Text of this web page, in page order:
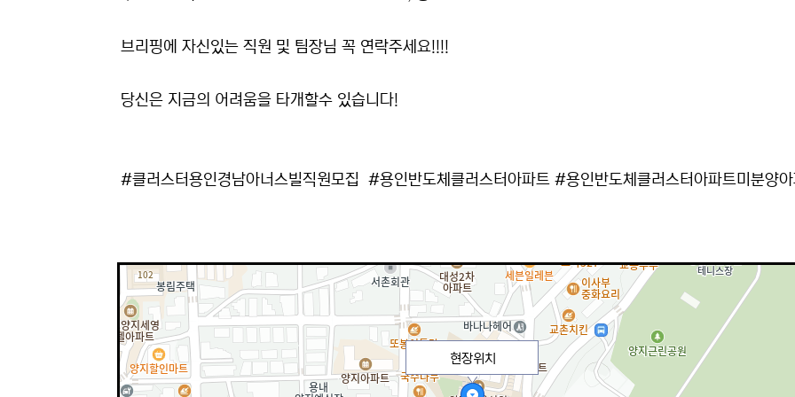
브리핑에 자신있는 직원 및 팀장님 꼭 연락주세요!!!!
당신은 지금의 어려움을 타개할수 있습니다!
#클러스터용인경남아너스빌직원모집 #용인반도체클러스터아파트 #용인반도체클러스터아파트미분양
현장위치